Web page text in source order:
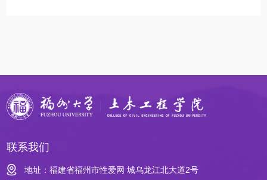
联系我们
地址：福建省福州市性爱网 城乌龙江北大道2号